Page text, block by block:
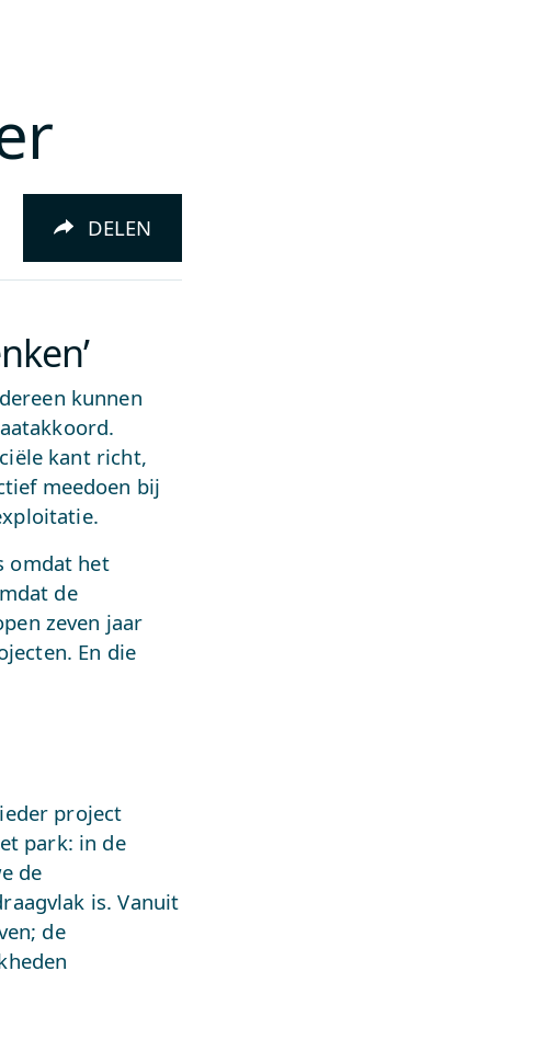
DELEN
kunnen
kant richt,
meedoen bij
omdat het
de
zeven jaar
En die
project
park: in de
de
is. Vanuit
de